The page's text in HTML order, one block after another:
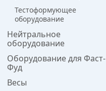
Тестоформующее
оборудование
Нейтральное
оборудование
Оборудование для Фаст-
Фуд
Весы